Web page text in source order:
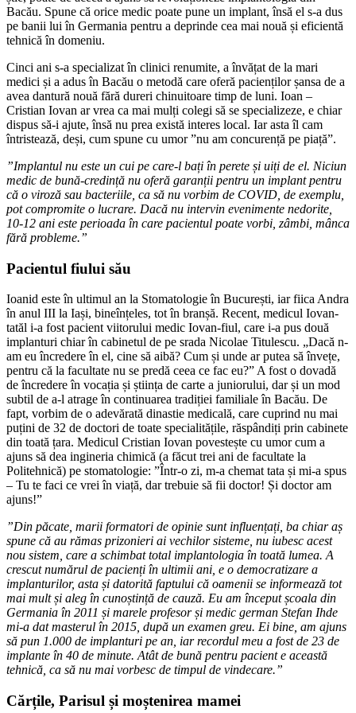
Bacău. Spune că orice medic poate pune un implant, însă el s-a dus
pe banii lui în Germania pentru a deprinde cea mai nouă și eficientă
tehnică în domeniu.
Cinci ani s-a specializat în clinici renumite, a învățat de la mari
medici și a adus în Bacău o metodă care oferă pacienților șansa de a
avea dantură nouă fără dureri chinuitoare timp de luni. Ioan –
Cristian Iovan ar vrea ca mai mulți colegi să se specializeze, e chiar
dispus să-i ajute, însă nu prea există interes local. Iar asta îl cam
întristează, deși, cum spune cu umor ”nu am concurență pe piață”.
”Implantul nu este un cui pe care-l bați în perete și uiți de el. Niciun
medic de bună-credință nu oferă garanții pentru un implant pentru
că o viroză sau bacteriile, ca să nu vorbim de COVID, de exemplu,
pot compromite o lucrare. Dacă nu intervin evenimente nedorite,
10-12 ani este perioada în care pacientul poate vorbi, zâmbi, mânca
fără probleme.”
Pacientul fiului său
Ioanid este în ultimul an la Stomatologie în București, iar fiica Andra
în anul III la Iași, bineînțeles, tot în branșă. Recent, medicul Iovan-
tatăl i-a fost pacient viitorului medic Iovan-fiul, care i-a pus două
implanturi chiar în cabinetul de pe srada Nicolae Titulescu. „Dacă n-
am eu încredere în el, cine să aibă? Cum și unde ar putea să învețe,
pentru că la facultate nu se predă ceea ce fac eu?” A fost o dovadă
de încredere în vocația și știința de carte a juniorului, dar și un mod
subtil de a-l atrage în continuarea tradiției familiale în Bacău. De
fapt, vorbim de o adevărată dinastie medicală, care cuprind nu mai
puțini de 32 de doctori de toate specialitățile, răspândiți prin cabinete
din toată țara. Medicul Cristian Iovan povestește cu umor cum a
ajuns să dea ingineria chimică (a făcut trei ani de facultate la
Politehnică) pe stomatologie: ”Într-o zi, m-a chemat tata și mi-a spus
– Tu te faci ce vrei în viață, dar trebuie să fii doctor! Și doctor am
ajuns!”
”Din păcate, marii formatori de opinie sunt influențați, ba chiar aș
spune că au rămas prizonieri ai vechilor sisteme, nu iubesc acest
nou sistem, care a schimbat total implantologia în toată lumea. A
crescut numărul de pacienți în ultimii ani, e o democratizare a
implanturilor, asta și datorită faptului că oamenii se informează tot
mai mult și aleg în cunoștință de cauză. Eu am început școala din
Germania în 2011 și marele profesor și medic german Stefan Ihde
mi-a dat masterul în 2015, după un examen greu. Ei bine, am ajuns
să pun 1.000 de implanturi pe an, iar recordul meu a fost de 23 de
implante în 40 de minute. Atât de bună pentru pacient e această
tehnică, ca să nu mai vorbesc de timpul de vindecare.”
Cărțile, Parisul și moștenirea mamei